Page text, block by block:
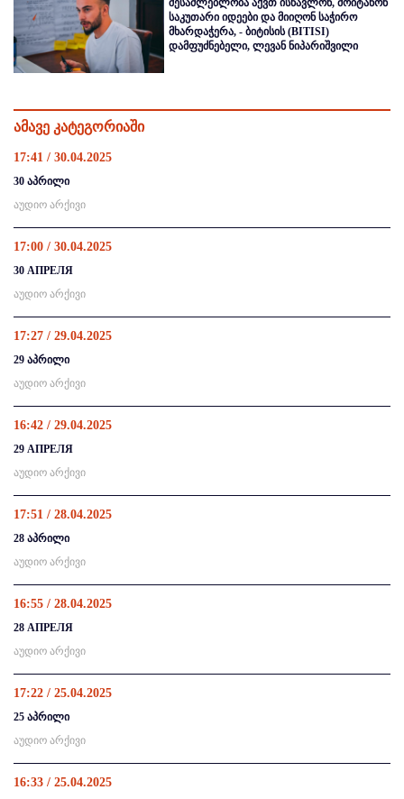
შესაძლებლობა აქვთ ისწავლონ, მოიტანონ
საკუთარი იდეები და მიიღონ საჭირო
მხარდაჭერა, - ბიტისის (BITISI)
დამფუძნებელი, ლევან ნიპარიშვილი
ამავე კატეგორიაში
17:41 / 30.04.2025
30 აპრილი
აუდიო არქივი
17:00 / 30.04.2025
30 АПРЕЛЯ
აუდიო არქივი
17:27 / 29.04.2025
29 აპრილი
აუდიო არქივი
16:42 / 29.04.2025
29 АПРЕЛЯ
აუდიო არქივი
17:51 / 28.04.2025
28 აპრილი
აუდიო არქივი
16:55 / 28.04.2025
28 АПРЕЛЯ
აუდიო არქივი
17:22 / 25.04.2025
25 აპრილი
აუდიო არქივი
16:33 / 25.04.2025